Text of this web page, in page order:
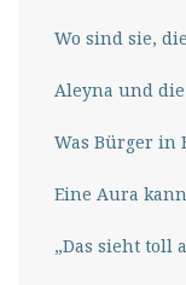
Wo sind sie,
Aleyna und
Was Bürger in
Eine Aura
„Das sieht toll